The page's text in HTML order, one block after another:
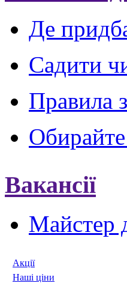
Де
Садити
Правила
Вакансії
Майстер
Акції
Наші ціни